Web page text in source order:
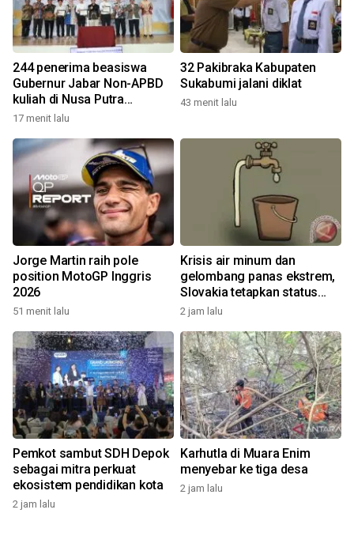
244 penerima beasiswa
Gubernur Jabar Non-APBD
kuliah di Nusa Putra
University
17 menit lalu
32 Pakibraka Kabupaten
Sukabumi jalani diklat
43 menit lalu
Jorge Martin raih pole
position MotoGP Inggris
2026
51 menit lalu
Krisis air minum dan
gelombang panas ekstrem,
Slovakia tetapkan status
darurat
2 jam lalu
Pemkot sambut SDH Depok
sebagai mitra perkuat
ekosistem pendidikan kota
2 jam lalu
Karhutla di Muara Enim
menyebar ke tiga desa
2 jam lalu